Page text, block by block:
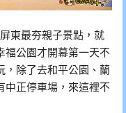
東最夯親子景點，就
福公園才開幕第一天不
，除了去和平公園、蘭
中正停車場，來這裡不